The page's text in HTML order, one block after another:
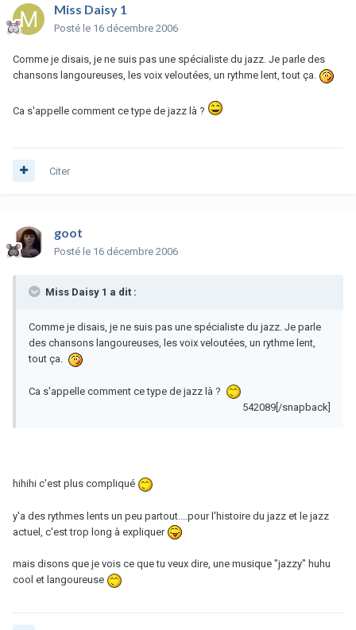
Miss Daisy 1
Posté le 16 décembre 2006
Comme je disais, je ne suis pas une spécialiste du jazz. Je parle des
chansons langoureuses, les voix veloutées, un rythme lent, tout ça.
Ca s'appelle comment ce type de jazz là ?
Citer
goot
Posté le 16 décembre 2006
Miss Daisy 1 a dit :
Comme je disais, je ne suis pas une spécialiste du jazz. Je parle
des chansons langoureuses, les voix veloutées, un rythme lent,
tout ça.
Ca s'appelle comment ce type de jazz là ?
542089[/snapback]
hihihi c'est plus compliqué
y'a des rythmes lents un peu partout....pour l'histoire du jazz et le jazz
actuel, c'est trop long à expliquer
mais disons que je vois ce que tu veux dire, une musique "jazzy" huhu
cool et langoureuse